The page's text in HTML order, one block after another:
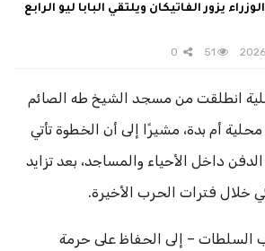
يزور الفاتيكان ويلتقي البابا ليو الرابع
51
انطلقت من مسجد الشيخ طه الصائم
أم بدة، مشيرًا إلى أن الخطوة تأتي
داخل الأحياء والمساجد، بعد تزايد
خلال فترات الحرب الأخيرة.
السلطات – إلى الحفاظ على حرمة